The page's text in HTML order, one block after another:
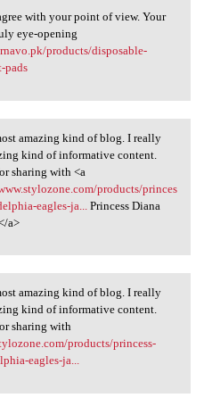
with your
with your point of view. Your
eye-opening
products/disposable-
pads
amazing
amazing kind of blog. I really
kind of informative content.
sharing with <a
products/princes
eagles-ja...
Princess Diana
a>
amazing
amazing kind of blog. I really
kind of informative content.
sharing with
products/princess-
eagles-ja...